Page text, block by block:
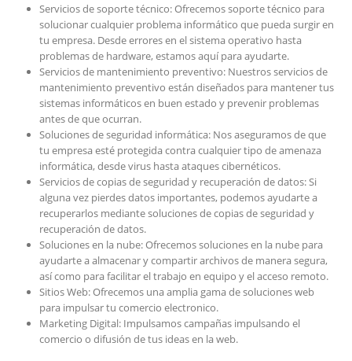
Servicios de soporte técnico: Ofrecemos soporte técnico para
solucionar cualquier problema informático que pueda surgir en
tu empresa. Desde errores en el sistema operativo hasta
problemas de hardware, estamos aquí para ayudarte.
Servicios de mantenimiento preventivo: Nuestros servicios de
mantenimiento preventivo están diseñados para mantener tus
sistemas informáticos en buen estado y prevenir problemas
antes de que ocurran.
Soluciones de seguridad informática: Nos aseguramos de que
tu empresa esté protegida contra cualquier tipo de amenaza
informática, desde virus hasta ataques cibernéticos.
Servicios de copias de seguridad y recuperación de datos: Si
alguna vez pierdes datos importantes, podemos ayudarte a
recuperarlos mediante soluciones de copias de seguridad y
recuperación de datos.
Soluciones en la nube: Ofrecemos soluciones en la nube para
ayudarte a almacenar y compartir archivos de manera segura,
así como para facilitar el trabajo en equipo y el acceso remoto.
Sitios Web: Ofrecemos una amplia gama de soluciones web
para impulsar tu comercio electronico.
Marketing Digital: Impulsamos campañas impulsando el
comercio o difusión de tus ideas en la web.